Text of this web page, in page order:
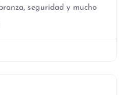
seguridad y mucho